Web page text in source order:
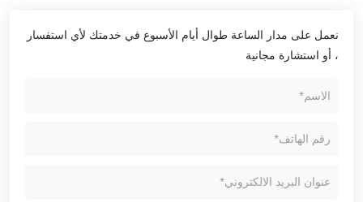
نعمل على مدار الساعة طوال أيام الأسبوع في خدمتك لأي استفسار
، أو استشارة مجانية